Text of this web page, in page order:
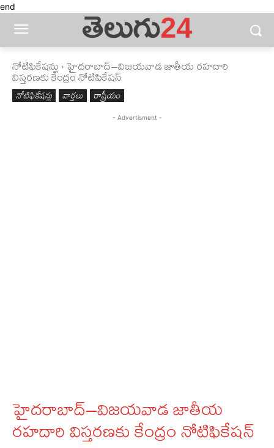
end
నోటిఫికేషన్లు హైదరాబాద్‌–విజయవాడ జాతీయ రహదారి
విస్తరణకు కేంద్రం నోటిఫికేషన్‌
నోటిఫికేషన్లు వార్తలు రాష్ట్రీయం
- Advertisment -
హైదరాబాద్‌–విజయవాడ జాతీయ
రహదారి విస్తరణకు కేంద్రం నోటిఫికేషన్‌